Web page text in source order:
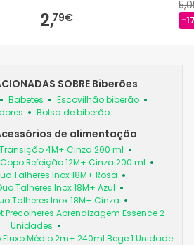
2,79€ -
SOBRE Biberões
Babetes
Escovilhão biberão
Bolsa de biberão
de alimentação
4M+ Cinza 200 ml
Refeição 12M+ Cinza 200 ml
Talheres Inox 18M+ Rosa
Talheres Inox 18M+ Azul
Talheres Inox 18M+ Cinza
Precolheres Aprendizagem Essence 2
Unidades
Médio 2m+ 240ml Bege 1 Unidade